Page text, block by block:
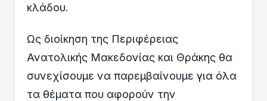
κλάδου.
Ως διοίκηση της Περιφέρειας
Ανατολικής Μακεδονίας και Θράκης θα
συνεχίσουμε να παρεμβαίνουμε για όλα
τα θέματα που αφορούν την